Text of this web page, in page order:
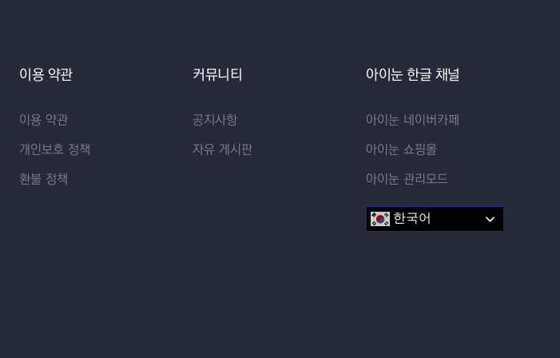
이용 약관
이용 약관
개인보호 정책
환불 정책
커뮤니티
공지사항
자유 게시판
아이눈 한글 채널
아이눈 네이버카페
아이눈 쇼핑몰
아이눈 관리모드
한국어